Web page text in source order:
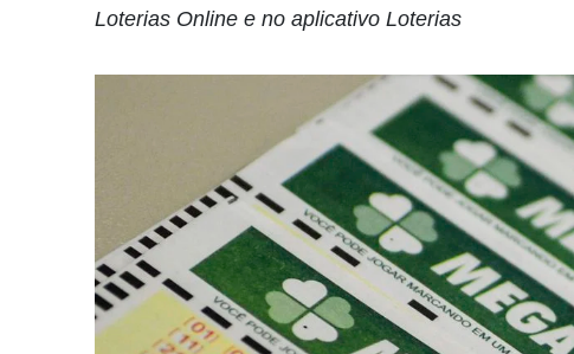
Loterias Online e no aplicativo Loterias